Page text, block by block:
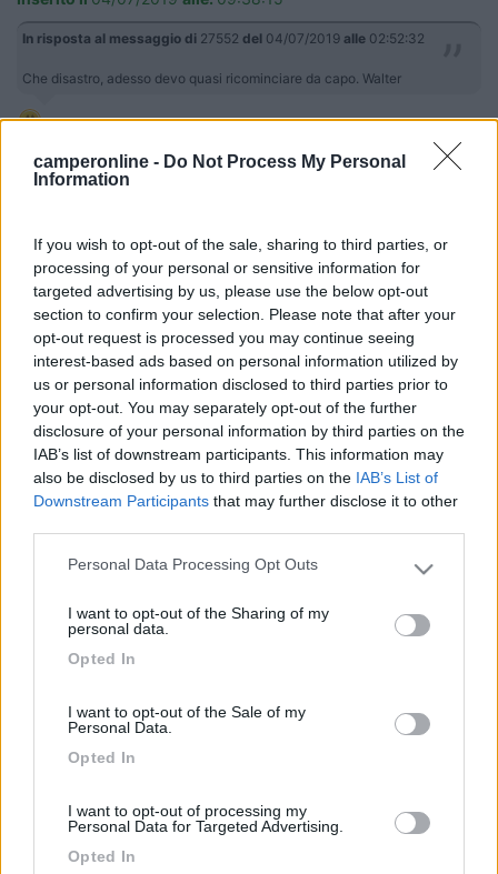
camperonline - Do Not Process My Personal
Information
If you wish to opt-out of the sale, sharing to third parties, or
processing of your personal or sensitive information for
targeted advertising by us, please use the below opt-out
section to confirm your selection. Please note that after your
opt-out request is processed you may continue seeing
interest-based ads based on personal information utilized by
us or personal information disclosed to third parties prior to
your opt-out. You may separately opt-out of the further
disclosure of your personal information by third parties on the
IAB’s list of downstream participants. This information may
also be disclosed by us to third parties on the IAB’s List of
Downstream Participants that may further disclose it to other
Please note that this website/app uses one or more Google
not limited to your visit or usage behaviour. You may click to
use your data for below specified purposes in below Google
Personal Data Processing Opt Outs
I want to opt-out of the Sharing of my
personal data.
Opted In
I want to opt-out of the Sale of my
Personal Data.
Opted In
I want to opt-out of processing my
Personal Data for Targeted Advertising.
Opted In
In risposta al messaggio di 27552 del 04/07/2019 alle 02:52:32
Che disastro, adesso devo quasi ricominciare da capo. Walter
Enrico
Inserito il04/07/2019 alle:11:23:26
Mado' !!
Vetroresina o alluminio? Da quando ho cambiato il
camper e sono passato all'alluminio ho il terrore di queste cose.
Daniele
http://dagostinelli3.wix.com/da...
Armando
7640
Inserito il04/07/2019 alle: 12:22:10
Mado' !! Vetroresina o alluminio? Da quando ho cambiato il camper e
_____________ Armando
Esprit libre
182
Inserito il 04/07/2019
meno di un mese presa già tre volte (per fortuna senza danni)!
Mi sa che tra quindici giorni, quando vado a rinnovare
l'assicurazione, mi faccio fare un preventivo anche per gli